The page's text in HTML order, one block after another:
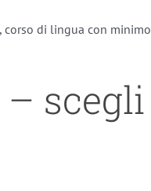
di lingua con